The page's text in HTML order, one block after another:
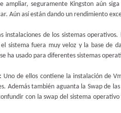
ampliar, seguramente Kingston aún
Aún así están dando un rendimiento
instalaciones de los sistemas
sistema fuera muy veloz y la base de
ha usado para diferentes sistemas
Uno de ellos contiene la instalación de
Además también aguanta la Swap de
con la swap del sistema